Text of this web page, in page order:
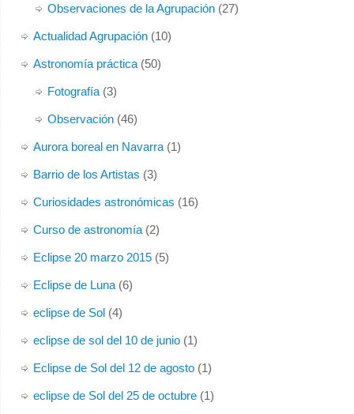
Observaciones de la Agrupación(27)
Actualidad Agrupación(10)
Astronomía práctica(50)
Fotografía(3)
Observación(46)
Aurora boreal en Navarra(1)
Barrio de los Artistas (3)
Curiosidades astronómicas (16)
Curso de astronomía(2)
Eclipse 20 marzo 2015(5)
Eclipse de Luna(6)
eclipse de Sol(4)
eclipse de sol del 10 de junio(1)
Eclipse de Sol del 12 de agosto(1)
eclipse de Sol del 25 de octubre(1)